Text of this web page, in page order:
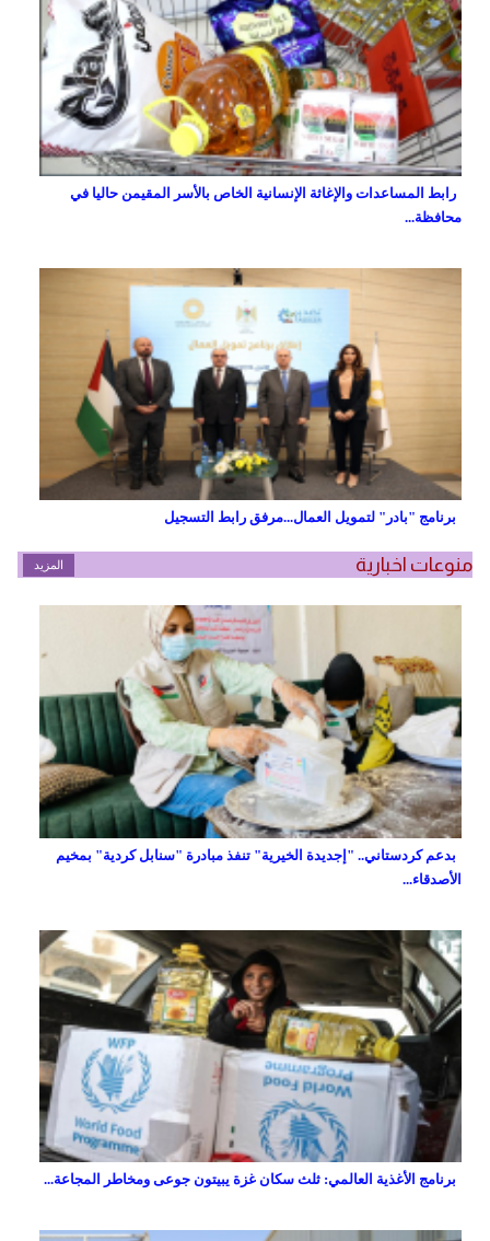
رابط المساعدات والإغاثة الإنسانية الخاص بالأسر المقيمن حاليا في
محافظة...
برنامج "بادر" لتمويل العمال...مرفق رابط التسجيل
منوعات اخبارية المزيد
بدعم كردستاني.. "إجديدة الخيرية" تنفذ مبادرة "سنابل كردية" بمخيم
الأصدقاء...
برنامج الأغذية العالمي: ثلث سكان غزة يبيتون جوعى ومخاطر المجاعة...